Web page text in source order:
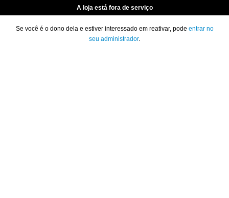
A loja está fora de serviço
Se você é o dono dela e estiver interessado em reativar, pode entrar no
seu administrador.